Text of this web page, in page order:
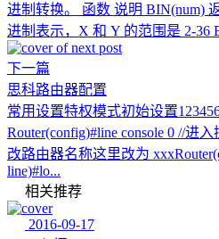
进制转换。 函数 说明 BIN(num)
进制表示，X 和 Y 的范围是 2-36
下一篇
思科路由器配置
常用设置特权模式初始设置
Router(config)#line console 0 //进
改路由器名称这里改为
line)#lo...
相关推荐
2016-09-17